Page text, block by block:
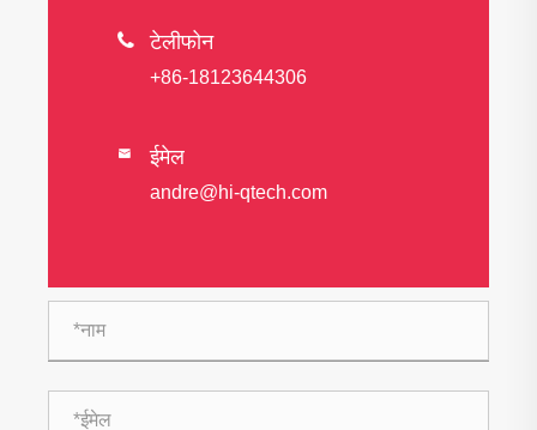
 टेलीफोन
+86-18123644306
 ईमेल
andre@hi-qtech.com